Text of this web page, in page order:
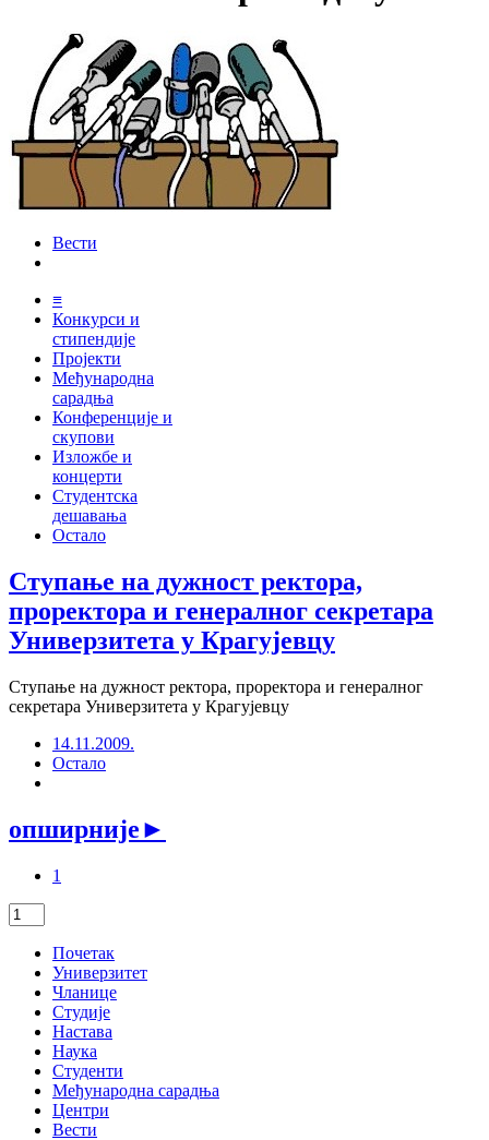
Вести
≡
Конкурси и
стипендије
Пројекти
Међународна
сарадња
Конференције и
скупови
Изложбе и
концерти
Студентска
дешавања
Остало
Ступање на дужност ректора,
проректора и генералног секретара
Универзитета у Крагујевцу
Ступање на дужност ректора, проректора и генералног
секретара Универзитета у Крагујевцу
14.11.2009.
Остало
опширније►
1
Почетак
Универзитет
Чланице
Студије
Настава
Наука
Студенти
Међународна сарадња
Центри
Вести